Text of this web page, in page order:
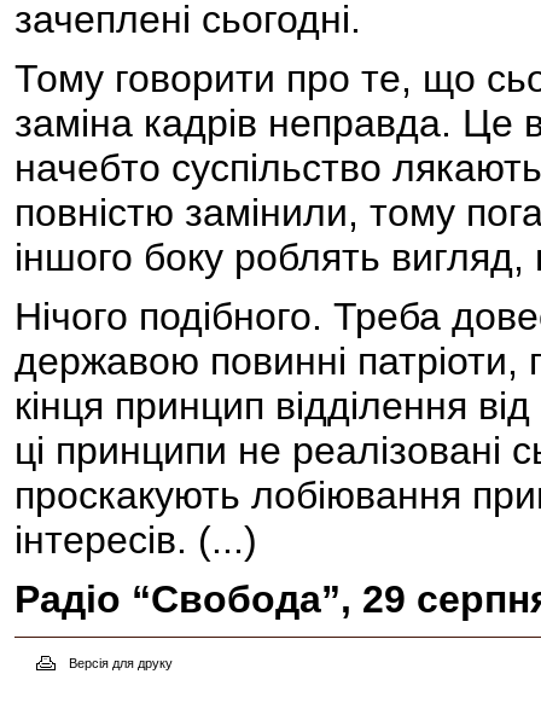
зачеплені сьогодні.
Тому говорити про те, що
заміна кадрів неправда. Це
начебто суспільство
повністю замінили, тому
іншого боку роблять
Нічого подібного. Треба
державою повинні
кінця принцип відділення
ці принципи не реалізовані
проскакують лобіювання
інтересів. (...)
Радіо “Свобода”, 29
Версія для друку